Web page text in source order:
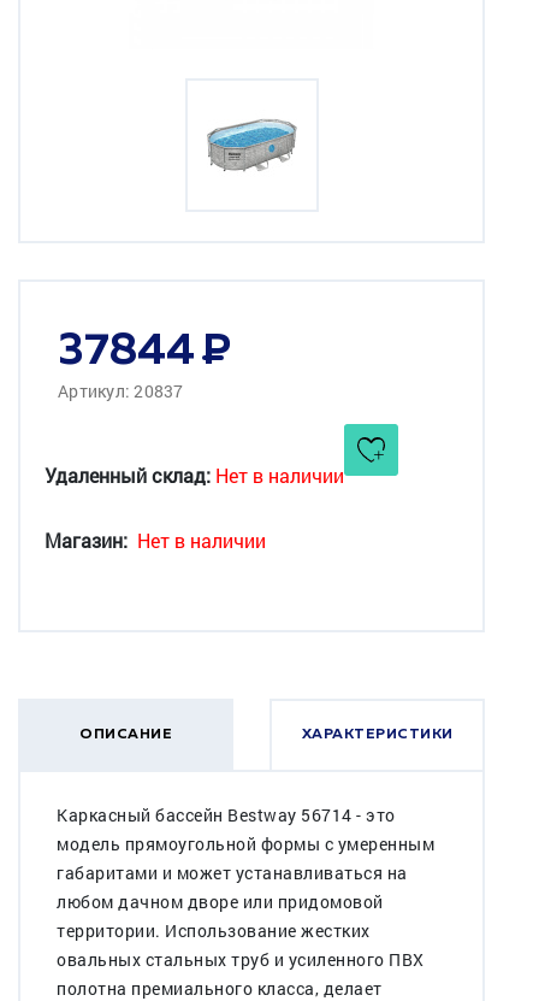
37844
Артикул: 20837
Удаленный склад: Нет в наличии
Магазин: Нет в наличии
ОПИСАНИЕ ХАРАКТЕРИСТИКИ
Каркасный бассейн Bestway 56714 - это
модель прямоугольной формы с умеренным
габаритами и может устанавливаться на
любом дачном дворе или придомовой
территории. Использование жестких
овальных стальных труб и усиленного ПВХ
полотна премиального класса, делает